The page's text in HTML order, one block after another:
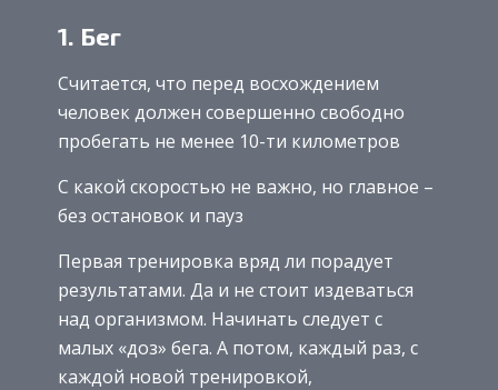
1. Бег
Считается, что перед восхождением
человек должен совершенно свободно
пробегать не менее 10-ти километров
С какой скоростью не важно, но главное –
без остановок и пауз
Первая тренировка вряд ли порадует
результатами. Да и не стоит издеваться
над организмом. Начинать следует с
малых «доз» бега. А потом, каждый раз, с
каждой новой тренировкой,